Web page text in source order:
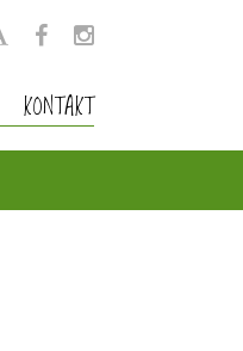
KONTAKT